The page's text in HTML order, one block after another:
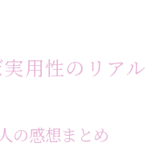
用性のリアル
の感想まとめ